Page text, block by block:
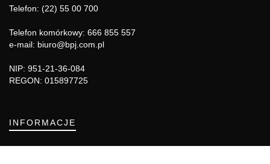
Telefon: (22) 55 00 700
Telefon komórkowy: 666 855 557
e-mail: biuro@bpj.com.pl
NIP: 951-21-36-084
REGON: 015897725
INFORMACJE